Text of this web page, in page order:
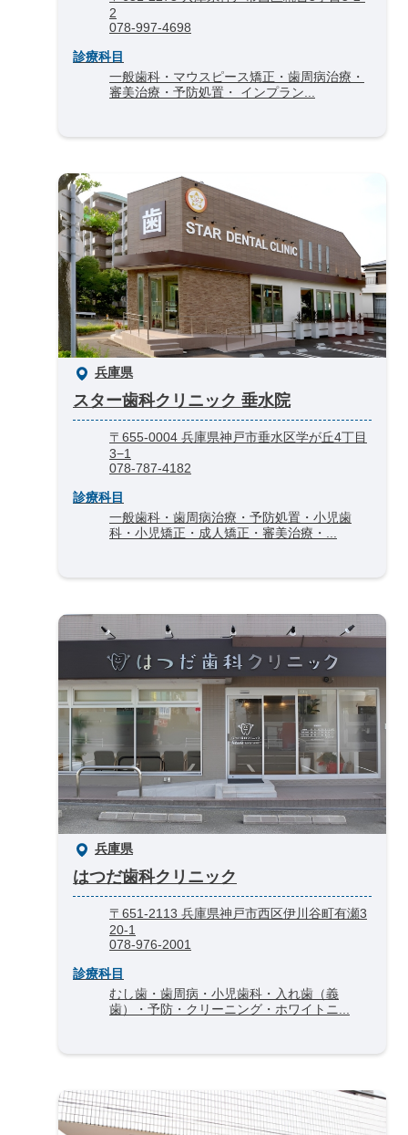
2
078-997-4698
診療科目
一般歯科・マウスピース矯正・歯周病治療・
審美治療・予防処置・ インプラン...
兵庫県
スター歯科クリニック 垂水院
〒655-0004 兵庫県神戸市垂水区学が丘4丁目
3−1
078-787-4182
診療科目
一般歯科・歯周病治療・予防処置・小児歯
科・小児矯正・成人矯正・審美治療・...
兵庫県
はつだ歯科クリニック
〒651-2113 兵庫県神戸市西区伊川谷町有瀬3
20-1
078-976-2001
診療科目
むし歯・歯周病・小児歯科・入れ歯（義
歯）・予防・クリーニング・ホワイトニ...